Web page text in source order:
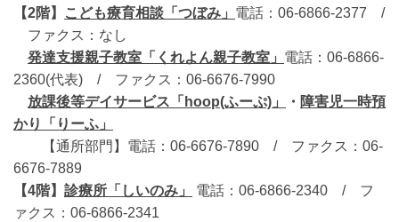
【2階】
こども療育相談「つぼみ」 電話：06-6866-2377 /
ファクス：なし
発達支援親子教室「くれよん親子教室」 電話：06-6866-
2360(代表) / ファクス：06-6676-7990
放課後等デイサービス「hoop(ふーぷ)」
・ 障害児一時預
かり「りーふ」
【通所部門】電話：06-6676-7890 / ファクス：06-
6676-7889
【4階】 診療所「しいのみ」
電話：06-6866-2340 / フ
ァクス：06-6866-2341